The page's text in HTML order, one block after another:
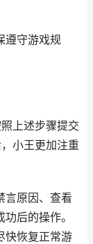
遵守游戏规
上述步骤提交
小王更加注重
言原因、查看
后的操作。
快恢复正常游